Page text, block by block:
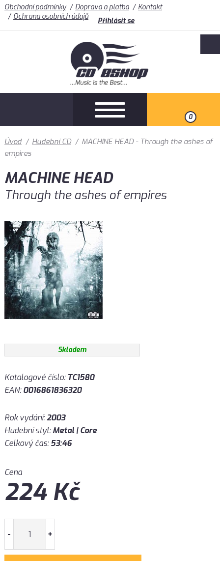
Obchodní podmínky Doprava a platba
Kontakt
Ochrana osobních údajů
Přihlásit se
0
Úvod / Hudební CD / MACHINE HEAD - Through the ashes of
empires
MACHINE HEAD
Through the ashes of empires
Skladem
Katalogové číslo: TC1580
EAN:0016861836320
Rok vydání:2003
Hudební styl:Metal | Core
Celkový čas:53:46
Cena
224Kč
- +